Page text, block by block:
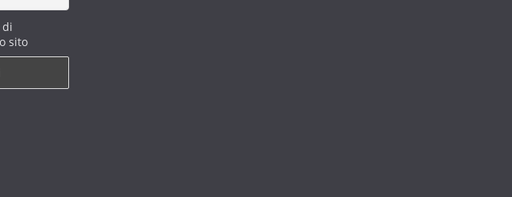
di
sito